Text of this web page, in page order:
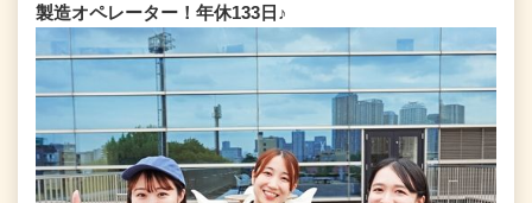
製造オペレーター！年休133日♪